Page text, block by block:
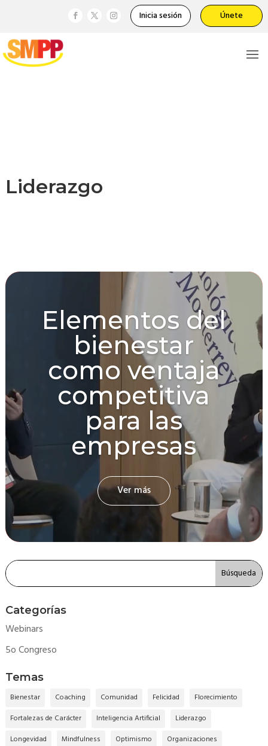
Inicia sesión Únete
Liderazgo
Elementos del
bienestar
como ventaja
competitiva
para las
empresas
Ver más
Categorías
Webinars
5o Congreso
Temas
Bienestar Coaching Comunidad Felicidad
Florecimiento
Fortalezas de Carácter
Inteligencia Artificial
Liderazgo
Longevidad
Mindfulness Optimismo
Organizaciones